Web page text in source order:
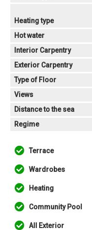
Heating type
Hot water
Interior Carpentry
Exterior Carpentry
Type of Floor
Views
Distance to the sea
Regime
Terrace
Wardrobes
Heating
Community Pool
All Exterior